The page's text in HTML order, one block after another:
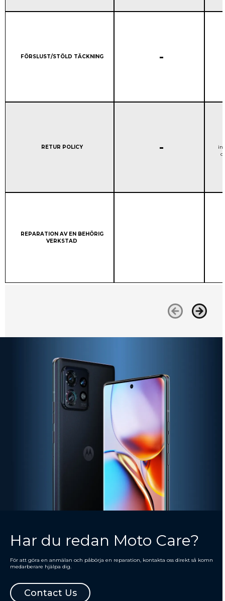
Column 1:
FÖRSLUST/STÖLD TÄCKNING
Column 1:
RETUR POLICY
Column 1:
REPARATION AV EN BEHÖRIG
VERKSTAD
-
-
Har du redan Moto Care?
För att göra en anmälan och påbörja en reparation, kontakta oss direkt så kommer
medarberare hjälpa dig.
Contact Us